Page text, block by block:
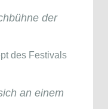
der
des Festivals
an einem